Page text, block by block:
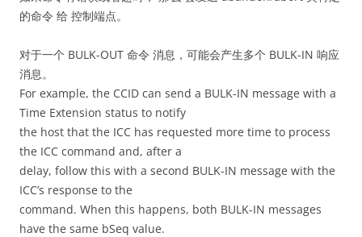
的命令 给 控制端点。
对于一个 BULK-OUT 命令 消息，可能会产生多个 BULK-IN 响应
消息。
For example, the CCID can send a BULK-IN message with a
Time Extension status to notify
the host that the ICC has requested more time to process
the ICC command and, after a
delay, follow this with a second BULK-IN message with the
ICC’s response to the
command. When this happens, both BULK-IN messages
have the same bSeq value.